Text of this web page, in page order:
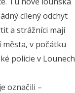
cílený odchyt
a strážníci mají
v počátku
policie v Lounech
označili –